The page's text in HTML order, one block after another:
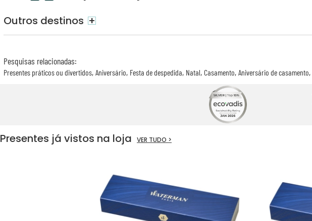
Outros destinos +
Pesquisas relacionadas:
Presentes práticos ou divertidos Aniversário Festa de despedida Natal Casamento Aniversário de casamento
Presentes já vistos na loja VER TUDO >